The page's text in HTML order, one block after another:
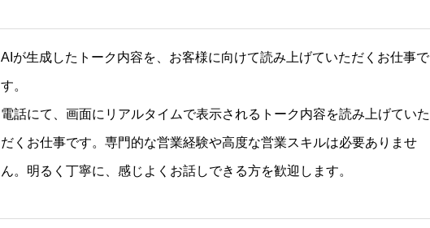
AIが生成したトーク内容を、お客様に向けて読み上げていただくお仕事で
す。
電話にて、画面にリアルタイムで表示されるトーク内容を読み上げていた
だくお仕事です。専門的な営業経験や高度な営業スキルは必要ありませ
ん。明るく丁寧に、感じよくお話しできる方を歓迎します。